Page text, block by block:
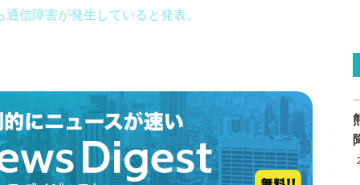
信障害が発生していると発表。